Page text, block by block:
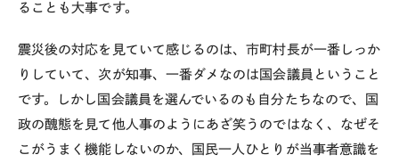
ることも大事です。
震災後の対応を見ていて感じるのは、市町村長が一番しっか
りしていて、次が知事、一番ダメなのは国会議員ということ
です。しかし国会議員を選んでいるのも自分たちなので、国
政の醜態を見て他人事のようにあざ笑うのではなく、なぜそ
こがうまく機能しないのか、国民一人ひとりが当事者意識を